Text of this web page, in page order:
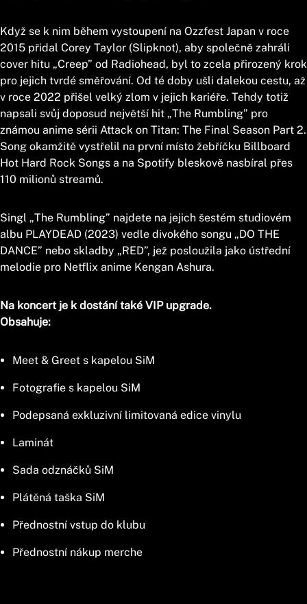
Když se k nim během vystoupení na Ozzfest Japan v roce
2015 přidal Corey Taylor (Slipknot), aby společně zahráli
cover hitu „Creep” od Radiohead, byl to zcela přirozený krok
pro jejich tvrdé směřování. Od té doby ušli dalekou cestu, až
v roce 2022 přišel velký zlom v jejich kariéře. Tehdy totiž
napsali svůj doposud největší hit „The Rumbling” pro
známou anime sérii Attack on Titan: The Final Season Part 2.
Song okamžitě vystřelil na první místo žebříčku Billboard
Hot Hard Rock Songs a na Spotify bleskově nasbíral přes
110 milionů streamů.
Singl „The Rumbling” najdete na jejich šestém studiovém
albu PLAYDEAD (2023) vedle divokého songu „DO THE
DANCE” nebo skladby „RED”, jež posloužila jako ústřední
melodie pro Netflix anime Kengan Ashura.
Na koncert je k dostání také VIP upgrade.
Obsahuje:
Meet & Greet s kapelou SiM
Fotografie s kapelou SiM
Podepsaná exkluzivní limitovaná edice vinylu
Laminát
Sada odznáčků SiM
Plátěná taška SiM
Přednostní vstup do klubu
Přednostní nákup merche